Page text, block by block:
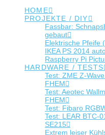
HOME
PROJEKTE / DIY
Fassbar:
gebaut
Elektrische Pfeife
IKEA PS 2014
Raspberry Pi
HARDWARE / TESTS
Test: ZME Z-
FHEM
Test: Aeotec
FHEM
Test: Fibaro
Test: LEAR BTC-
SE215
Extrem leiser